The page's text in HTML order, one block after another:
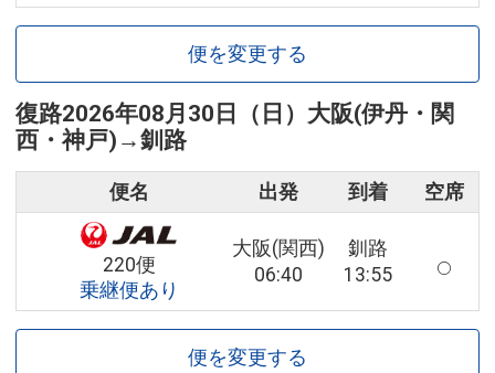
便を変更する
復路2026年08月30日（日） 大阪(伊丹・関
西・神戸) →釧路
便名 出発 到着 空席
220便
乗継便あり
大阪(関西)
06:40
釧路
13:55
便を変更する